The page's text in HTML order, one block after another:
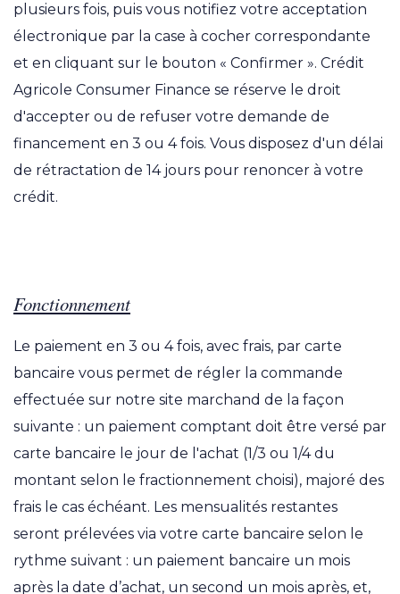
plusieurs fois, puis vous notifiez votre acceptation
électronique par la case à cocher correspondante
et en cliquant sur le bouton « Confirmer ». Crédit
Agricole Consumer Finance se réserve le droit
d'accepter ou de refuser votre demande de
financement en 3 ou 4 fois. Vous disposez d'un délai
de rétractation de 14 jours pour renoncer à votre
crédit.
Fonctionnement
Le paiement en 3 ou 4 fois, avec frais, par carte
bancaire vous permet de régler la commande
effectuée sur notre site marchand de la façon
suivante : un paiement comptant doit être versé par
carte bancaire le jour de l'achat (1/3 ou 1/4 du
montant selon le fractionnement choisi), majoré des
frais le cas échéant. Les mensualités restantes
seront prélevées via votre carte bancaire selon le
rythme suivant : un paiement bancaire un mois
après la date d’achat, un second un mois après, et,